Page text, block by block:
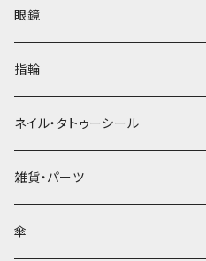
眼鏡
指輪
ネイル・タトゥーシール
雑貨・パーツ
傘